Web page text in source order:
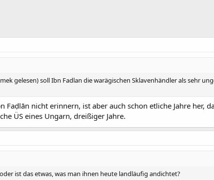
gelesen) soll Ibn Fadlan die warägischen Sklavenhändler als sehr
nicht erinnern, ist aber auch schon etliche Jahre her,
ÜS eines Ungarn, dreißiger Jahre.
ist das etwas, was man ihnen heute landläufig andichtet?